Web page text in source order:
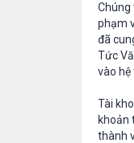
Chúng
phạm
đã
Tức
vào hệ
Tài
khoản
thành